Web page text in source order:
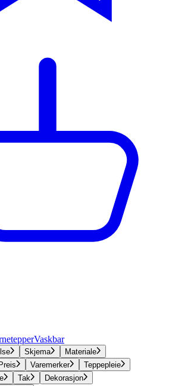
Vaskbar
Skjema
Materiale
Preis Varemerker Teppepleie
Tak
Dekorasjon